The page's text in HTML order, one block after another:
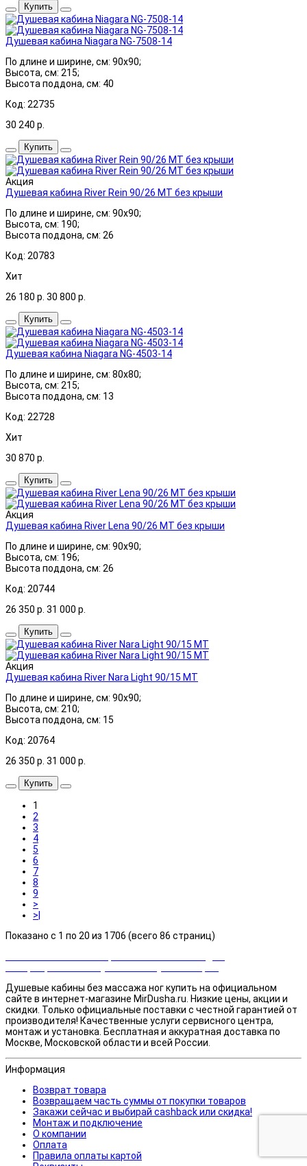
Купить
Душевая кабина Niagara NG-7508-14
По длине и ширине, см: 90x90;
Высота, см: 215;
Высота поддона, см: 40
Код: 22735
30 240 р.
Купить
Акция
Душевая кабина River Rein 90/26 МТ без крыши
По длине и ширине, см: 90x90;
Высота, см: 190;
Высота поддона, см: 26
Код: 20783
Хит
26 180 р. 30 800 р.
Купить
Душевая кабина Niagara NG-4503-14
По длине и ширине, см: 80x80;
Высота, см: 215;
Высота поддона, см: 13
Код: 22728
Хит
30 870 р.
Купить
Акция
Душевая кабина River Lena 90/26 МТ без крыши
По длине и ширине, см: 90x90;
Высота, см: 196;
Высота поддона, см: 26
Код: 20744
26 350 р. 31 000 р.
Купить
Акция
Душевая кабина River Nara Light 90/15 МТ
По длине и ширине, см: 90x90;
Высота, см: 210;
Высота поддона, см: 15
Код: 20764
26 350 р. 31 000 р.
Купить
1
2
3
4
5
6
7
8
9
>
>|
Показано с 1 по 20 из 1706 (всего 86 страниц)
Душевые кабины без массажа ног купить на официальном
сайте в интернет-магазине MirDusha.ru. Низкие цены, акции и
скидки. Только официальные поставки c честной гарантией от
производителя! Качественные услуги сервисного центра,
монтаж и установка. Бесплатная и аккуратная доставка по
Москве, Московской области и всей России.
Информация
Возврат товара
Возвращаем часть суммы от покупки товаров
Закажи сейчас и выбирай cashback или скидка!
Монтаж и подключение
О компании
Оплата
Правила оплаты картой